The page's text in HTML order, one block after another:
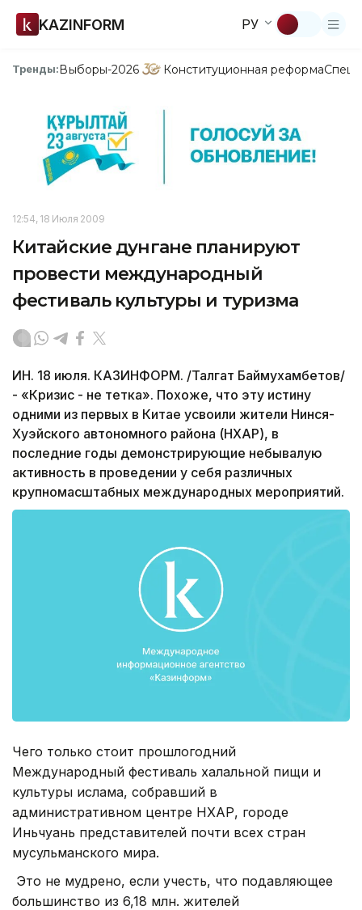
KAZINFORM РУ
Тренды:Выборы-2026 Конституционная реформа
12:54, 18 Июля 2009
Китайские дунгане планируют
провести международный
фестиваль культуры и туризма
ИН. 18 июля. КАЗИНФОРМ. /Талгат Баймухамбетов/
- «Кризис - не тетка». Похоже, что эту истину
одними из первых в Китае усвоили жители Нинся-
Хуэйского автономного района (НХАР), в
последние годы демонстрирующие небывалую
активность в проведении у себя различных
крупномасштабных международных мероприятий.
Чего только стоит прошлогодний
Международный фестиваль халальной пищи и
культуры ислама, собравший в
административном центре НХАР, городе
Иньчуань представителей почти всех стран
мусульманского мира.
Это не мудрено, если учесть, что подавляющее
большинство из 6,18 млн. жителей